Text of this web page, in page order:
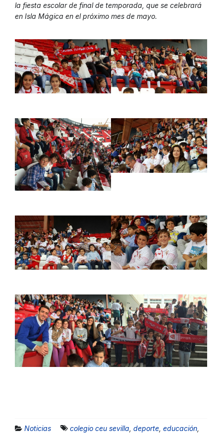
la fiesta escolar de final de temporada, que se celebrará
en Isla Mágica en el próximo mes de mayo.
Noticias colegio ceu sevilla deporte educación